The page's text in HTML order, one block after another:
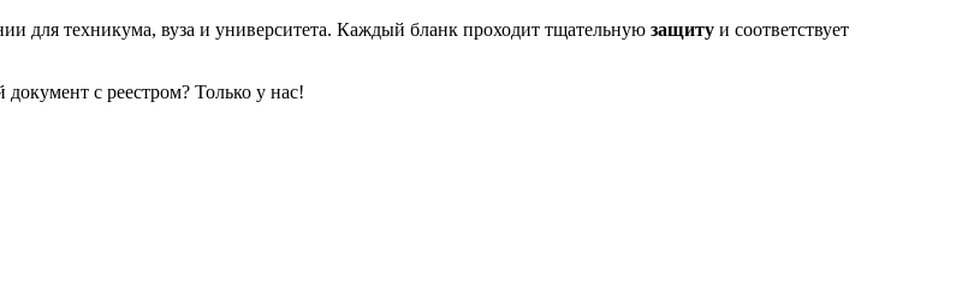
для техникума, вуза и университета. Каждый бланк проходит тщательную защиту и соответствует
документ с реестром? Только у нас!